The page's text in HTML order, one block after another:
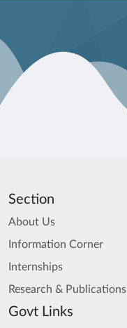
Section
About Us
Information Corner
Internships
Research & Publications
Govt Links